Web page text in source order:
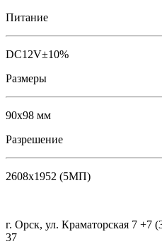
Питание
DC12V±10%
Размеры
90х98 мм
Разрешение
2608х1952 (5МП)
г. Орск, ул. Краматорская 7 +7
37